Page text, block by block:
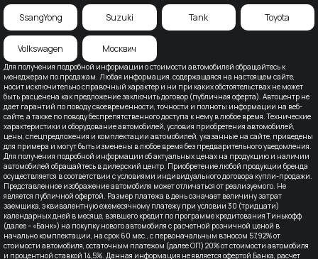
Для получения подробной информации о стоимости автомобилей обращайтесь к
менеджерам по продажам. Любая информация, содержащаяся на настоящем сайте,
носит исключительно справочный характер и ни при каких обстоятельствах не может
быть расценена как предложение заключить договор (публичная оферта). Автоцентр не
дает гарантий по поводу своевременности, точности и полноты информации на веб-
сайте, а также по поводу беспрепятственного доступа к нему в любое время. Технические
характеристики и оборудование автомобилей, условия приобретения автомобилей,
цены, спецпредложения и комплектации автомобилей, указанные на сайте, приведены
для примера и могут быть изменены в любое время без предварительного уведомления.
Для получения подробной информации об актуальных ценах на продукцию и наличии
автомобилей обращайтесь в дилерский центр. Приобретение любой продукции бренда
осуществляется в соответствии с условиями индивидуального договора купли-продажи.
Представленное изображение автомобиля может отличаться от реализуемого. Не
является публичной офертой. Размер платежа в день означает величину затрат
заемщика, эквивалентную ежемесячному платежу при условии 30 (тридцати)
календарных дней в месяце, взявшего кредит по программе кредитования Тинькофф
(далее – «Банк») на покупку нового автомобиля с расчетной розничной ценой в
начально комплектации, на срок 60 мес., с первоначальным взносом 57,92% от
стоимости автомобиля, остаточным платежом (далее ОП) 20% от стоимости автомобиля
и процентной ставкой 14,5%. Данная информация не является офертой Банка, расчет
SsangYong Suzuki Tank Toyota
Volkswagen Москвич